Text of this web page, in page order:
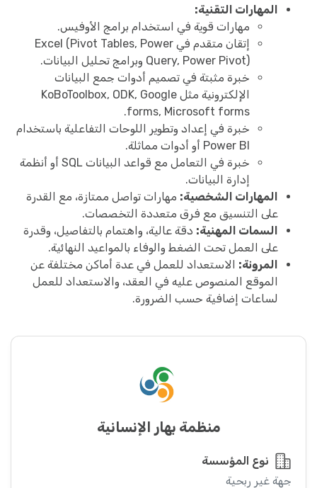
المهارات التقنية:
مهارات قوية في استخدام برامج الأوفيس.
إتقان متقدم في Excel (Pivot Tables, Power
Query, Power Pivot) وبرامج تحليل البيانات.
خبرة مثبتة في تصميم أدوات جمع البيانات
الإلكترونية مثل KoBoToolbox, ODK, Google
forms, Microsoft forms.
خبرة في إعداد وتطوير اللوحات التفاعلية باستخدام
Power BI أو أدوات مماثلة.
خبرة في التعامل مع قواعد البيانات SQL أو أنظمة
إدارة البيانات.
المهارات الشخصية: مهارات تواصل ممتازة، مع القدرة
على التنسيق مع فرق متعددة التخصصات.
السمات المهنية: دقة عالية، واهتمام بالتفاصيل، وقدرة
على العمل تحت الضغط والوفاء بالمواعيد النهائية.
المرونة: الاستعداد للعمل في عدة أماكن مختلفة عن
الموقع المنصوص عليه في العقد، والاستعداد للعمل
لساعات إضافية حسب الضرورة.
منظمة بهار الإنسانية
نوع المؤسسة
جهة غير ربحية